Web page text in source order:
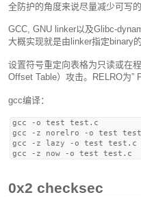
全防护的角度来说尽量减少可写
GCC, GNU linker以及Glibc-
大概实现就是由linker指定binary
设置符号重定向表格为只读或在
Offset Table）攻击。RELRO为”
gcc编译：
gcc -o test test.c
gcc -z norelro -o test
gcc -z lazy -o test test.c
0x2 checksec